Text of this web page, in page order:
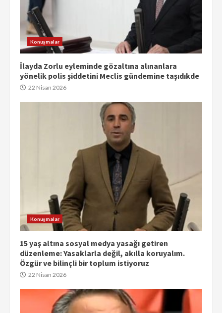
Konuşmalar
İlayda Zorlu eyleminde gözaltına alınanlara
yönelik polis şiddetini Meclis gündemine taşıdıkde
22 Nisan 2026
Konuşmalar
15 yaş altına sosyal medya yasağı getiren
düzenleme: Yasaklarla değil, akılla koruyalım.
Özgür ve bilinçli bir toplum istiyoruz
22 Nisan 2026